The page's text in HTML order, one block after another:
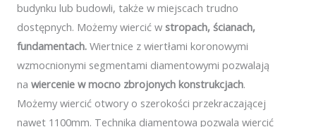
budynku lub budowli, także w miejscach trudno
dostępnych. Możemy wiercić w stropach, ścianach,
fundamentach. Wiertnice z wiertłami koronowymi
wzmocnionymi segmentami diamentowymi pozwalają
na wiercenie w mocno zbrojonych konstrukcjach.
Możemy wiercić otwory o szerokości przekraczającej
nawet 1100mm. Technika diamentowa pozwala wiercić